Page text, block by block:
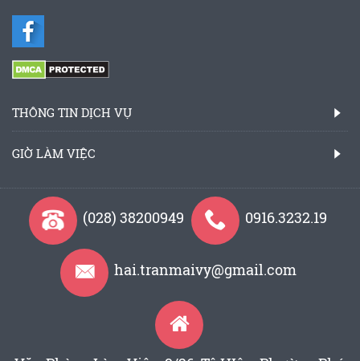
THÔNG TIN DỊCH VỤ
GIỜ LÀM VIỆC
(028) 38200949 0916.3232.19
hai.tranmaivy@gmail.com